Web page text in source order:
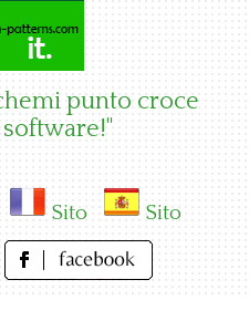
punto croce
Sito Sito